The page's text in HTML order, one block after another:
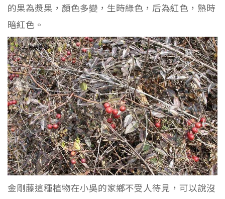
的果為漿果，顏色多變，生時綠色，后為紅色，熟時
暗紅色。
金剛藤這種植物在小吳的家鄉不受人待見，可以說沒